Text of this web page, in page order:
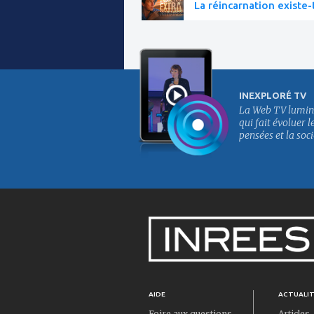
La réincarnation existe-
INEXPLORÉ TV
La Web TV
qui fait évoluer
pensées et la
AIDE